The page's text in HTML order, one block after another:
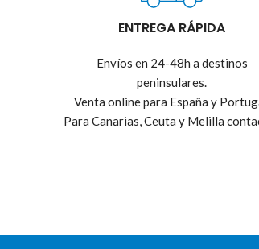
ENTREGA RÁPIDA
Envíos en 24-48h a destinos
peninsulares.
Venta online para España y
Para Canarias, Ceuta y Melilla